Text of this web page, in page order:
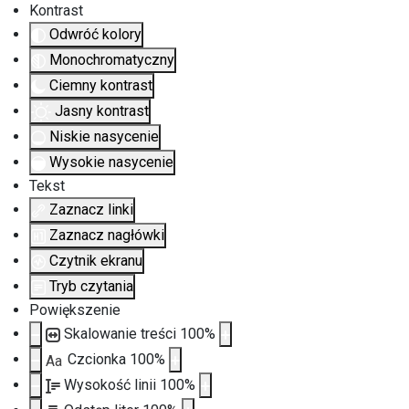
Kontrast
Odwróć kolory
Monochromatyczny
Ciemny kontrast
Jasny kontrast
Niskie nasycenie
Wysokie nasycenie
Tekst
Zaznacz linki
Zaznacz nagłówki
Czytnik ekranu
Tryb czytania
Powiększenie
Skalowanie treści 100%
Aa Czcionka 100%
Wysokość linii 100%